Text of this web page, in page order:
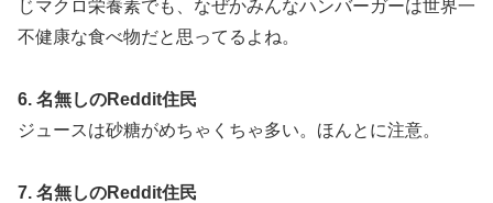
じマクロ栄養素でも、なぜかみんなハンバーガーは世界一
不健康な食べ物だと思ってるよね。
6. 名無しのReddit住民
ジュースは砂糖がめちゃくちゃ多い。ほんとに注意。
7. 名無しのReddit住民